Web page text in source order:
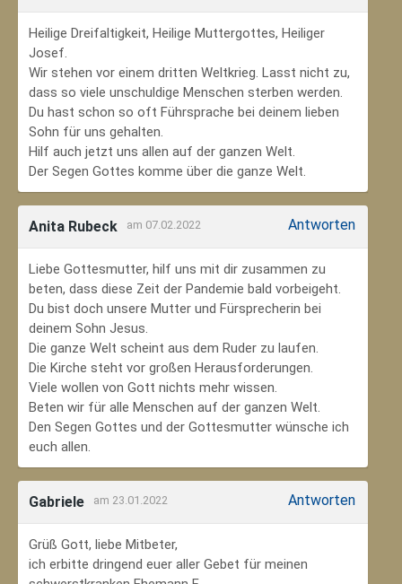
Heilige Dreifaltigkeit, Heilige Muttergottes, Heiliger
Josef.
Wir stehen vor einem dritten Weltkrieg. Lasst nicht zu,
dass so viele unschuldige Menschen sterben werden.
Du hast schon so oft Führsprache bei deinem lieben
Sohn für uns gehalten.
Hilf auch jetzt uns allen auf der ganzen Welt.
Der Segen Gottes komme über die ganze Welt.
Anita Rubeck am 07.02.2022 Antworten
Liebe Gottesmutter, hilf uns mit dir zusammen zu
beten, dass diese Zeit der Pandemie bald vorbeigeht.
Du bist doch unsere Mutter und Fürsprecherin bei
deinem Sohn Jesus.
Die ganze Welt scheint aus dem Ruder zu laufen.
Die Kirche steht vor großen Herausforderungen.
Viele wollen von Gott nichts mehr wissen.
Beten wir für alle Menschen auf der ganzen Welt.
Den Segen Gottes und der Gottesmutter wünsche ich
euch allen.
Gabriele am 23.01.2022 Antworten
Grüß Gott, liebe Mitbeter,
ich erbitte dringend euer aller Gebet für meinen